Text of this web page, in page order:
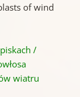
of wind
/
wiatru